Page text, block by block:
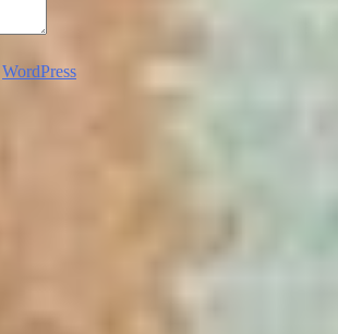
WordPress